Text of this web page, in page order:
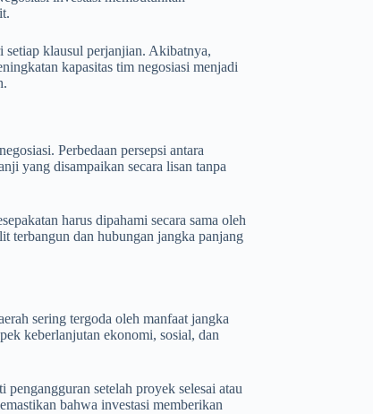
setiap klausul perjanjian. Akibatnya,
kapasitas tim negosiasi menjadi
Perbedaan persepsi antara
yang disampaikan secara lisan tanpa
harus dipahami secara sama oleh
terbangun dan hubungan jangka panjang
sering tergoda oleh manfaat jangka
keberlanjutan ekonomi, sosial, dan
setelah proyek selesai atau
bahwa investasi memberikan